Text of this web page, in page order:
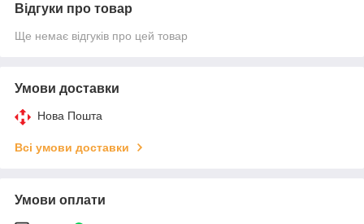
Відгуки про товар
Ще немає відгуків про цей товар
Умови доставки
Нова Пошта
Всі умови доставки
Умови оплати